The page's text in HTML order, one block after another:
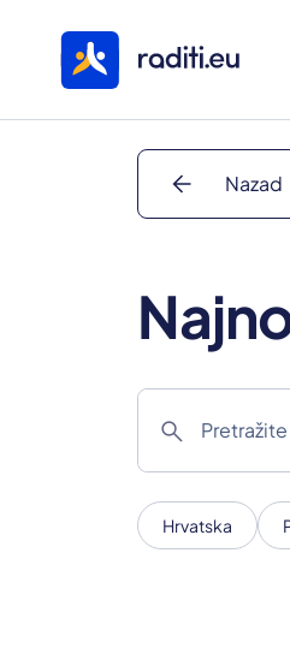
arrow_back Nazad
search
Hrvatska